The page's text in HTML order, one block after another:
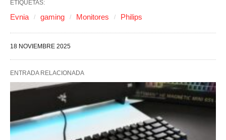
ETIQUETAS:
Evnia gaming Monitores Philips
18 NOVIEMBRE 2025
ENTRADA RELACIONADA